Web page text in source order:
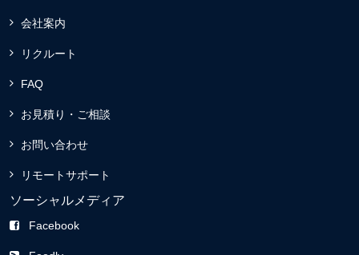
会社案内
リクルート
FAQ
お見積り・ご相談
お問い合わせ
リモートサポート
ソーシャルメディア
Facebook